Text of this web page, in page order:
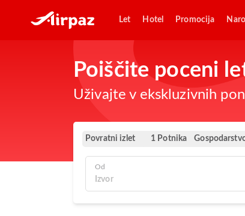
Let Hotel Promocija
Poiščite poceni
Uživajte v ekskluzivnih
Povratni izlet 1 Potnika
Od